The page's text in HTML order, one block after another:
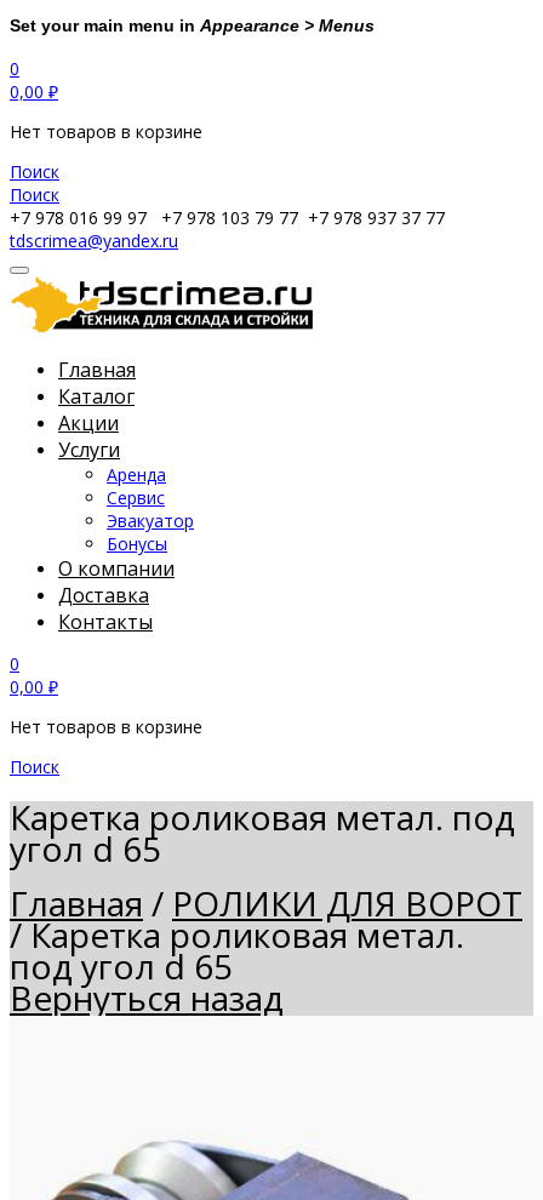
Set your main menu in Appearance > Menus
0
0,00 ₽
Нет товаров в корзине
Поиск
Поиск
+7 978 016 99 97
+7 978 103 79 77 +7 978 937 37 77
tdscrimea@yandex.ru
Главная
Каталог
Акции
Услуги
Аренда
Сервис
Эвакуатор
Бонусы
О компании
Доставка
Контакты
0
0,00 ₽
Нет товаров в корзине
Поиск
Каретка роликовая метал. под
угол d 65
Главная / РОЛИКИ ДЛЯ ВОРОТ
/Каретка роликовая метал.
под угол d 65
Вернуться назад